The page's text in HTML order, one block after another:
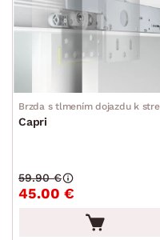
Brzda s tlmením dojazdu k
Capri
45.00 €
59.90 €